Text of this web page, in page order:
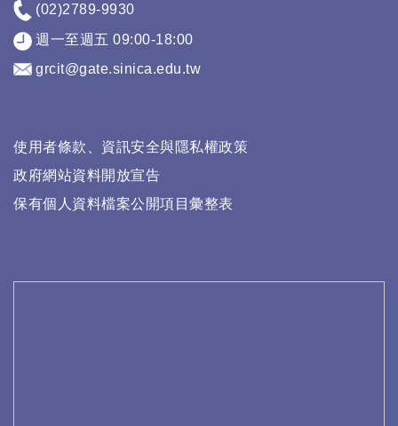
(02)2789-9930
週一至週五 09:00-18:00
grcit@gate.sinica.edu.tw
使用者條款、資訊安全與隱私權政策
政府網站資料開放宣告
保有個人資料檔案公開項目彙整表